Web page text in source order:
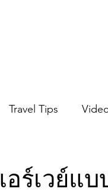
Travel Tips
อร์เวย์แ